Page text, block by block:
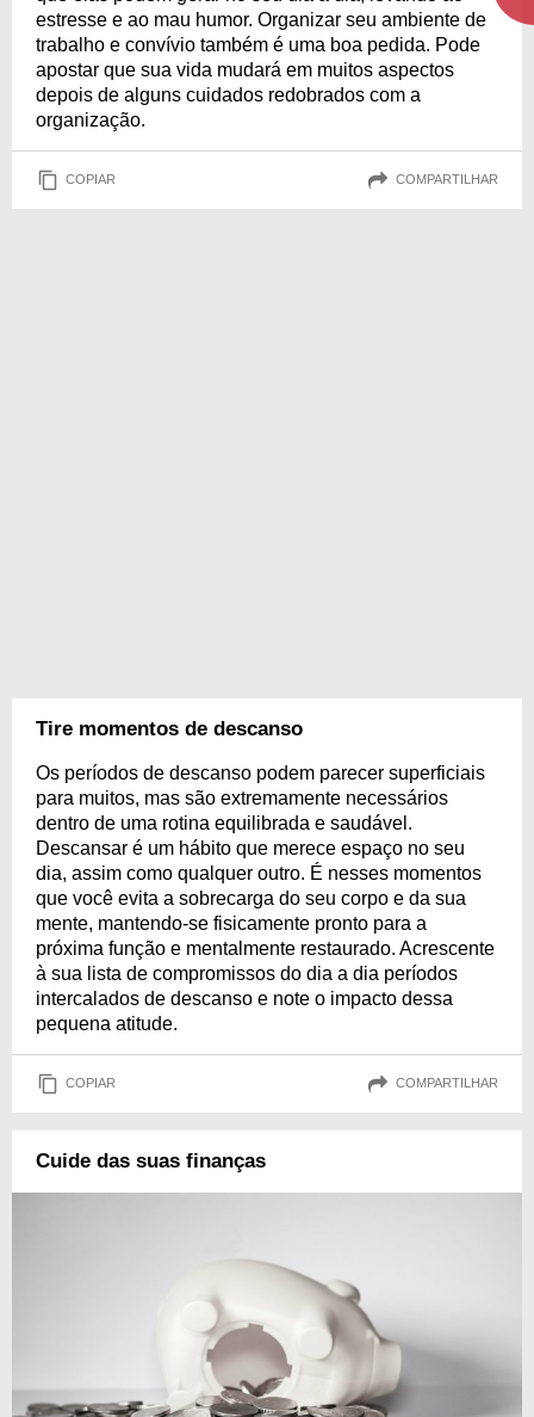
estresse e ao mau humor. Organizar seu ambiente de
trabalho e convívio também é uma boa pedida. Pode
apostar que sua vida mudará em muitos aspectos
depois de alguns cuidados redobrados com a
organização.
COPIAR COMPARTILHAR
Tire momentos de descanso
Os períodos de descanso podem parecer superficiais
para muitos, mas são extremamente necessários
dentro de uma rotina equilibrada e saudável.
Descansar é um hábito que merece espaço no seu
dia, assim como qualquer outro. É nesses momentos
que você evita a sobrecarga do seu corpo e da sua
mente, mantendo-se fisicamente pronto para a
próxima função e mentalmente restaurado. Acrescente
à sua lista de compromissos do dia a dia períodos
intercalados de descanso e note o impacto dessa
pequena atitude.
COPIAR COMPARTILHAR
Cuide das suas finanças